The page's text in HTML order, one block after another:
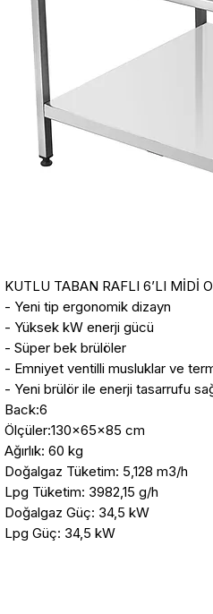
KUTLU TABAN RAFLI 6’LI MİDİ
- Yeni tip ergonomik dizayn
- Yüksek kW enerji gücü
- Süper bek brülöler
- Emniyet ventilli musluklar ve
- Yeni brülör ile enerji tasarrufu
Back:6
Ölçüler:130x65x85 cm
Ağırlık: 60 kg
Doğalgaz Tüketim: 5,128 m3/h
Lpg Tüketim: 3982,15 g/h
Doğalgaz Güç: 34,5 kW
Lpg Güç: 34,5 kW